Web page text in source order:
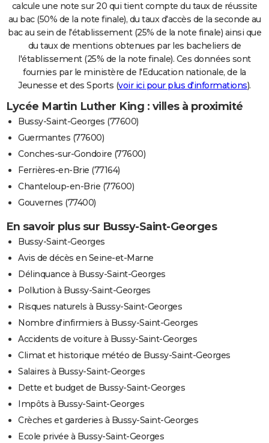
calcule une note sur 20 qui tient compte du taux de réussite
au bac (50% de la note finale), du taux d'accès de la seconde au
bac au sein de l'établissement (25% de la note finale) ainsi que
du taux de mentions obtenues par les bacheliers de
l'établissement (25% de la note finale). Ces données sont
fournies par le ministère de l'Education nationale, de la
Jeunesse et des Sports (voir ici pour plus d'informations).
Lycée Martin Luther King : villes à proximité
Bussy-Saint-Georges (77600)
Guermantes (77600)
Conches-sur-Gondoire (77600)
Ferrières-en-Brie (77164)
Chanteloup-en-Brie (77600)
Gouvernes (77400)
En savoir plus sur Bussy-Saint-Georges
Bussy-Saint-Georges
Avis de décès en Seine-et-Marne
Délinquance à Bussy-Saint-Georges
Pollution à Bussy-Saint-Georges
Risques naturels à Bussy-Saint-Georges
Nombre d'infirmiers à Bussy-Saint-Georges
Accidents de voiture à Bussy-Saint-Georges
Climat et historique météo de Bussy-Saint-Georges
Salaires à Bussy-Saint-Georges
Dette et budget de Bussy-Saint-Georges
Impôts à Bussy-Saint-Georges
Crèches et garderies à Bussy-Saint-Georges
Ecole privée à Bussy-Saint-Georges